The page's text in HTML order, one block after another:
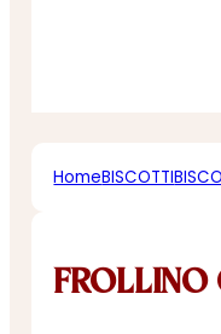
HomeBISCOTTI
FROLLINO